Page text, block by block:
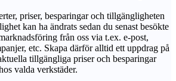
priser, besparingar och tillgängligheten
kan ha ändrats sedan du senast besökte
från oss via t.ex. e-post,
etc. Skapa därför alltid ett uppdrag på
tillgängliga priser och besparingar
valda verkstäder.